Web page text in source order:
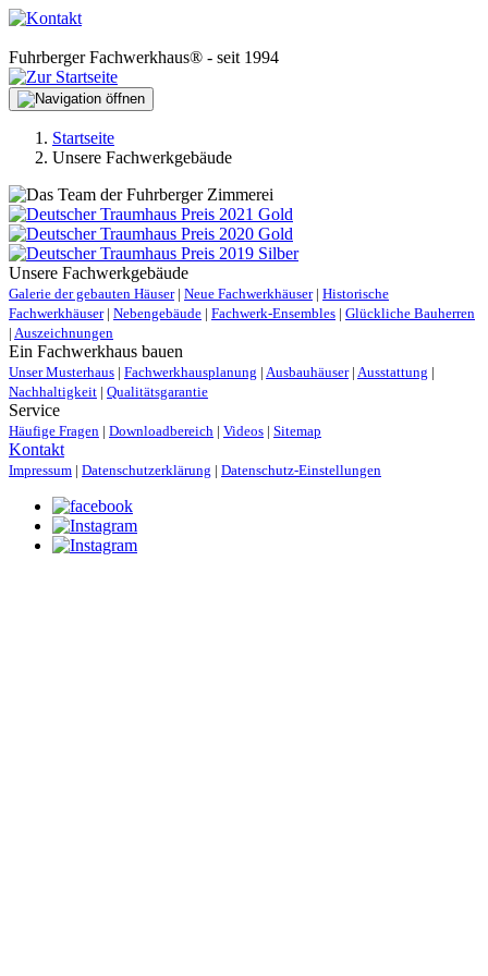
Fuhrberger Fachwerkhaus® - seit 1994
Startseite
Unsere Fachwerkgebäude
Unsere Fachwerkgebäude
Galerie der gebauten Häuser| Neue Fachwerkhäuser| Historische
Fachwerkhäuser| Nebengebäude | Fachwerk-Ensembles | Glückliche Bauherren
| Auszeichnungen
Ein Fachwerkhaus bauen
Unser Musterhaus | Fachwerkhausplanung | Ausbauhäuser| Ausstattung |
Nachhaltigkeit | Qualitätsgarantie
Service
Häufige Fragen | Downloadbereich | Videos | Sitemap
Kontakt
Impressum | Datenschutzerklärung | Datenschutz-Einstellungen